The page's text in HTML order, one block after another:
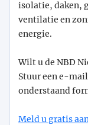
isolatie, daken,
ventilatie en
energie.
Wilt u de NBD
Stuur een e-
onderstaand
Meld u gratis